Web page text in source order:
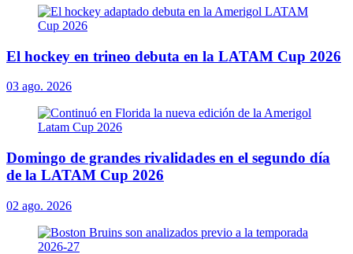
El hockey en trineo debuta en la LATAM Cup 2026
03 ago. 2026
Domingo de grandes rivalidades en el segundo día
de la LATAM Cup 2026
02 ago. 2026